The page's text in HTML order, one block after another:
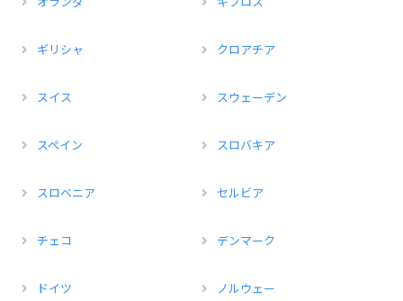
ギリシャ クロアチア
スイス スウェーデン
スペイン スロバキア
スロベニア セルビア
チェコ デンマーク
ドイツ ノルウェー